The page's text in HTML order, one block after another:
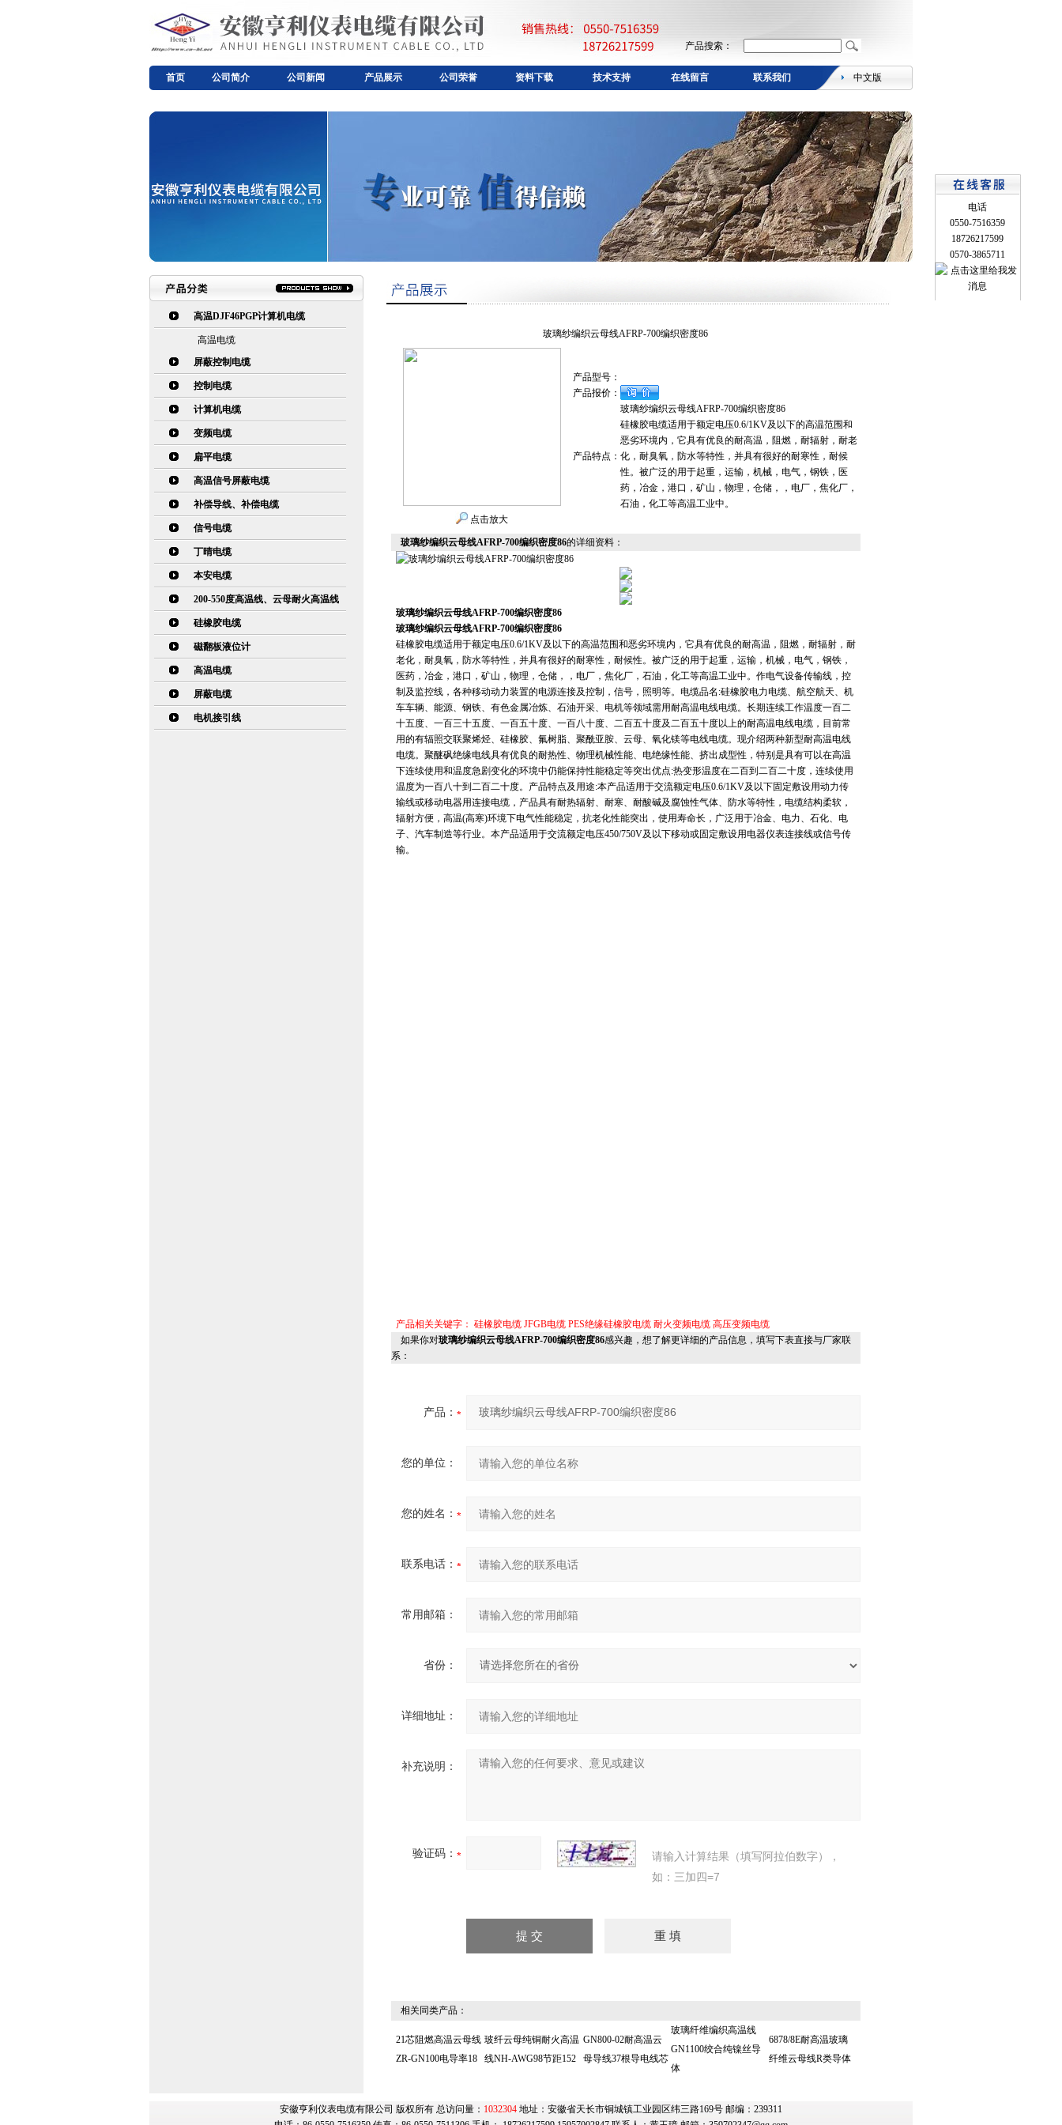
产品搜索：
首页 公司简介 公司新闻 产品展示 公司荣誉 资料下载 技术支持 在线留言 联系我们 中文版
高温DJF46PGP计算机电缆
高温电缆
屏蔽控制电缆
控制电缆
计算机电缆
变频电缆
扁平电缆
高温信号屏蔽电缆
补偿导线、补偿电缆
信号电缆
丁晴电缆
本安电缆
200-550度高温线、云母耐火高温线
硅橡胶电缆
磁翻板液位计
高温电缆
屏蔽电缆
电机接引线
玻璃纱编织云母线AFRP-700编织密度86
点击放大
产品型号：
产品报价：
产品特点：
玻璃纱编织云母线AFRP-700编织密度86
硅橡胶电缆适用于额定电压0.6/1KV及以下的高温范围和
恶劣环境内，它具有优良的耐高温，阻燃，耐辐射，耐老
化，耐臭氧，防水等特性，并具有很好的耐寒性，耐候
性。被广泛的用于起重，运输，机械，电气，钢铁，医
药，冶金，港口，矿山，物理，仓储，，电厂，焦化厂，
石油，化工等高温工业中。
玻璃纱编织云母线AFRP-700编织密度86的详细资料：
玻璃纱编织云母线AFRP-700编织密度86
玻璃纱编织云母线AFRP-700编织密度86
硅橡胶电缆适用于额定电压0.6/1KV及以下的高温范围和恶劣环境内，它具有优良的耐高温，阻燃，耐辐射，耐
老化，耐臭氧，防水等特性，并具有很好的耐寒性，耐候性。被广泛的用于起重，运输，机械，电气，钢铁，
医药，冶金，港口，矿山，物理，仓储，，电厂，焦化厂，石油，化工等高温工业中。作电气设备传输线，控
制及监控线，各种移动动力装置的电源连接及控制，信号，照明等。电缆品名:硅橡胶电力电缆、航空航天、机
车车辆、能源、钢铁、有色金属冶炼、石油开采、电机等领域需用耐高温电线电缆。长期连续工作温度一百二
十五度、一百三十五度、一百五十度、一百八十度、二百五十度及二百五十度以上的耐高温电线电缆，目前常
用的有辐照交联聚烯烃、硅橡胶、氟树脂、聚酰亚胺、云母、氧化镁等电线电缆。现介绍两种新型耐高温电线
电缆。聚醚砜绝缘电线具有优良的耐热性、物理机械性能、电绝缘性能、挤出成型性，特别是具有可以在高温
下连续使用和温度急剧变化的环境中仍能保持性能稳定等突出优点:热变形温度在二百到二百二十度，连续使用
温度为一百八十到二百二十度。产品特点及用途:本产品适用于交流额定电压0.6/1KV及以下固定敷设用动力传
输线或移动电器用连接电缆，产品具有耐热辐射、耐寒、耐酸碱及腐蚀性气体、防水等特性，电缆结构柔软，
辐射方便，高温(高寒)环境下电气性能稳定，抗老化性能突出，使用寿命长，广泛用于冶金、电力、石化、电
子、汽车制造等行业。本产品适用于交流额定电压450/750V及以下移动或固定敷设用电器仪表连接线或信号传
输。
产品相关关键字： 硅橡胶电缆 JFGB电缆 PES绝缘硅橡胶电缆 耐火变频电缆 高压变频电缆
如果你对玻璃纱编织云母线AFRP-700编织密度86感兴趣，想了解更详细的产品信息，填写下表直接与厂家联
系：
产品：
您的单位：
您的姓名：
联系电话：
常用邮箱：
省份：
详细地址：
补充说明：
验证码：
请输入计算结果（填写阿拉伯数字），
如：三加四=7
相关同类产品：
21芯阻燃高温云母线
ZR-GN100电导率18
玻纤云母纯铜耐火高温
线NH-AWG98节距152
GN800-02耐高温云
母导线37根导电线芯
玻璃纤维编织高温线
GN1100绞合纯镍丝导
体
6878/8E耐高温玻璃
纤维云母线R类导体
安徽亨利仪表电缆有限公司 版权所有 总访问量： 1032304 地址：安徽省天长市铜城镇工业园区纬三路169号 邮编：239311
电话
0550-7516359
18726217599
0570-3865711